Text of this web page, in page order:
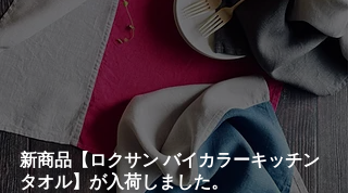
新商品【ロクサン バイカラーキッチン
タオル】が入荷しました。